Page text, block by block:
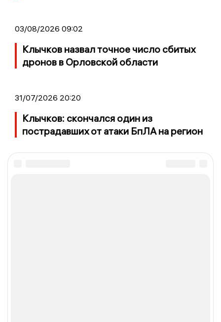
03/08/2026 09:02
Клычков назвал точное число сбитых
дронов в Орловской области
31/07/2026 20:20
Клычков: скончался один из
пострадавших от атаки БпЛА на регион